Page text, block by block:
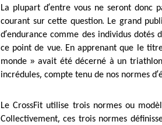
La plupart d’entre vous ne seront donc
courant sur cette question. Le grand
d’endurance comme des individus dotés
ce point de vue. En apprenant que le
monde »avait été décerné à un
incrédules, compte tenu de nos normes d’
Le CrossFit utilise trois normes ou
Collectivement,ces trois normes